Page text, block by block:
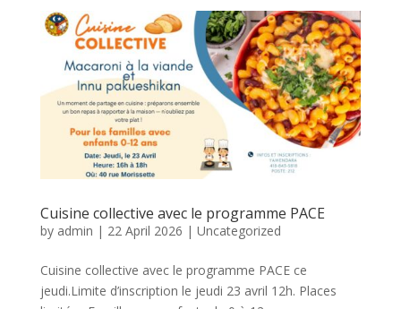
Cuisine collective avec le programme PACE
by admin | 22 April 2026 | Uncategorized
Cuisine collective avec le programme PACE ce
jeudi.Limite d’inscription le jeudi 23 avril 12h. Places